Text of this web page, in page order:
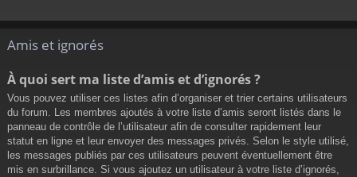
Amis et ignorés
À quoi sert ma liste d’amis et d’ignorés ?
Vous pouvez utiliser ces listes afin d’organiser et trier certains utilisateurs
du forum. Les membres ajoutés à votre liste d’amis seront listés dans le
panneau de contrôle de l’utilisateur afin de consulter rapidement leur
statut en ligne et leur envoyer des messages privés. Selon le style utilisé,
les messages publiés par ces utilisateurs peuvent éventuellement être
mis en surbrillance. Si vous ajoutez un utilisateur à votre liste d’ignorés,